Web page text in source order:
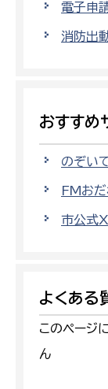
電子申
消防出
おすすめ
のぞい
FMお
市公式
よくある
このページ
ん